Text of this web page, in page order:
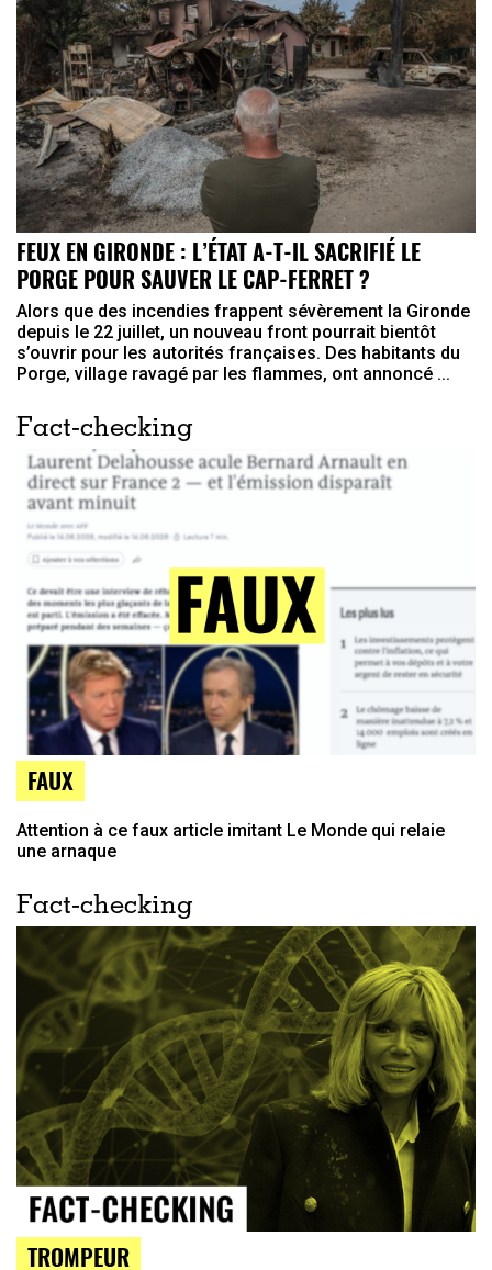
FEUX EN GIRONDE : L’ÉTAT A-T-IL SACRIFIÉ LE
PORGE POUR SAUVER LE CAP-FERRET ?
Alors que des incendies frappent sévèrement la Gironde
depuis le 22 juillet, un nouveau front pourrait bientôt
s’ouvrir pour les autorités françaises. Des habitants du
Porge, village ravagé par les flammes, ont annoncé ...
Fact-checking
FAUX
Attention à ce faux article imitant Le Monde qui relaie
une arnaque
Fact-checking
TROMPEUR